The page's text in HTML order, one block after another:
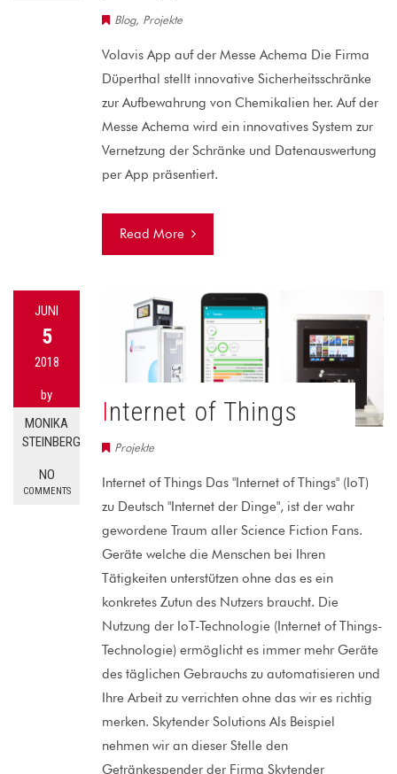
Blog, Projekte
Volavis App auf der Messe Achema Die Firma
Düperthal stellt innovative Sicherheitsschränke
zur Aufbewahrung von Chemikalien her. Auf der
Messe Achema wird ein innovatives System zur
Vernetzung der Schränke und Datenauswertung
per App präsentiert.
Read More
JUNI
5
2018
by
MONIKA
STEINBERG
NO
COMMENTS
Internet of Things
Projekte
Internet of Things Das "Internet of Things" (IoT)
zu Deutsch "Internet der Dinge", ist der wahr
gewordene Traum aller Science Fiction Fans.
Geräte welche die Menschen bei Ihren
Tätigkeiten unterstützen ohne das es ein
konkretes Zutun des Nutzers braucht. Die
Nutzung der IoT-Technologie (Internet of Things-
Technologie) ermöglicht es immer mehr Geräte
des täglichen Gebrauchs zu automatisieren und
Ihre Arbeit zu verrichten ohne das wir es richtig
merken. Skytender Solutions Als Beispiel
nehmen wir an dieser Stelle den
Getränkespender der Firma Skytender